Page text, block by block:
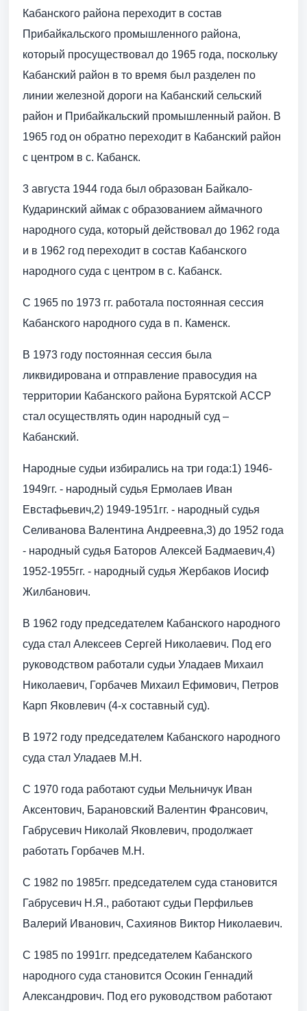
Кабанского района переходит в состав
Прибайкальского промышленного района,
который просуществовал до 1965 года, поскольку
Кабанский район в то время был разделен по
линии железной дороги на Кабанский сельский
район и Прибайкальский промышленный район. В
1965 год он обратно переходит в Кабанский район
с центром в с. Кабанск.
3 августа 1944 года был образован Байкало-
Кударинский аймак с образованием аймачного
народного суда, который действовал до 1962 года
и в 1962 год переходит в состав Кабанского
народного суда с центром в с. Кабанск.
С 1965 по 1973 гг. работала постоянная сессия
Кабанского народного суда в п. Каменск.
В 1973 году постоянная сессия была
ликвидирована и отправление правосудия на
территории Кабанского района Бурятской АССР
стал осуществлять один народный суд –
Кабанский.
Народные судьи избирались на три года:1) 1946-
1949гг. - народный судья Ермолаев Иван
Евстафьевич,2) 1949-1951гг. - народный судья
Селиванова Валентина Андреевна,3) до 1952 года
- народный судья Баторов Алексей Бадмаевич,4)
1952-1955гг. - народный судья Жербаков Иосиф
Жилбанович.
В 1962 году председателем Кабанского народного
суда стал Алексеев Сергей Николаевич. Под его
руководством работали судьи Уладаев Михаил
Николаевич, Горбачев Михаил Ефимович, Петров
Карп Яковлевич (4-х составный суд).
В 1972 году председателем Кабанского народного
суда стал Уладаев М.Н.
С 1970 года работают судьи Мельничук Иван
Аксентович, Барановский Валентин Франсович,
Габрусевич Николай Яковлевич, продолжает
работать Горбачев М.Н.
С 1982 по 1985гг. председателем суда становится
Габрусевич Н.Я., работают судьи Перфильев
Валерий Иванович, Сахиянов Виктор Николаевич.
С 1985 по 1991гг. председателем Кабанского
народного суда становится Осокин Геннадий
Александрович. Под его руководством работают